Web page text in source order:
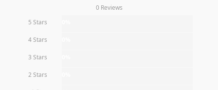
0 Reviews
5 Stars
4 Stars
3 Stars
2 Stars